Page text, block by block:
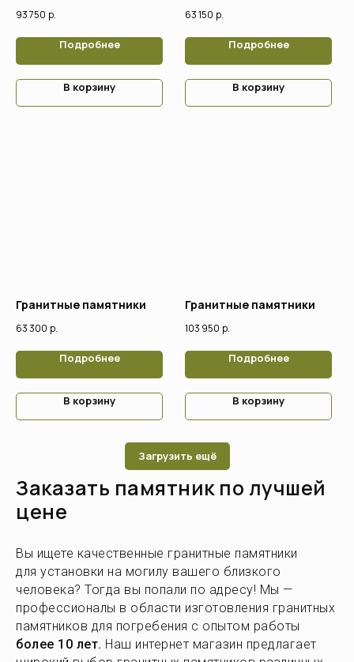
93 750 р.
Подробнее
В корзину
63 150 р.
Подробнее
В корзину
Гранитные памятники
63 300 р.
Подробнее
В корзину
Гранитные памятники
103 950 р.
Подробнее
В корзину
Загрузить ещё
Заказать памятник по лучшей
цене
Вы ищете качественные гранитные памятники
для установки на могилу вашего близкого
человека? Тогда вы попали по адресу! Мы —
профессионалы в области изготовления гранитных
памятников для погребения с опытом работы
более 10 лет. Наш интернет магазин предлагает